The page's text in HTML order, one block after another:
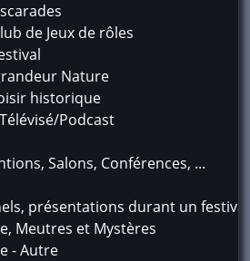
de Jeux de rôles
Nature
historique
Podcast
Salons, Conférences, ...
présentations durant un festival
Meutres et Mystères
- Autre